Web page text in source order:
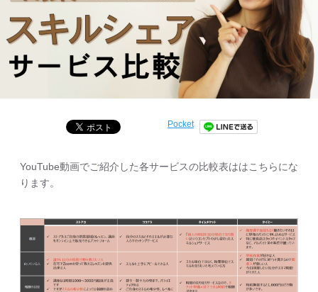
Pocket
YouTube動画でご紹介した各サービスの比較表ははこちらにな
ります。